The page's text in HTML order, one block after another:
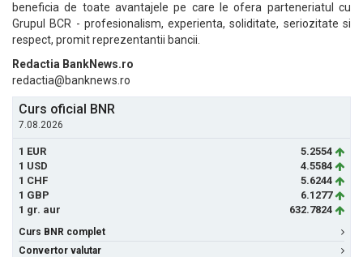
beneficia de toate avantajele pe care le ofera parteneriatul cu
Grupul BCR - profesionalism, experienta, soliditate, seriozitate si
respect, promit reprezentantii bancii.
Redactia BankNews.ro
redactia@banknews.ro
Curs oficial BNR
7.08.2026
1 EUR
5.2554
1 USD
4.5584
1 CHF
5.6244
1 GBP
6.1277
1 gr. aur
632.7824
Curs BNR complet
Convertor valutar